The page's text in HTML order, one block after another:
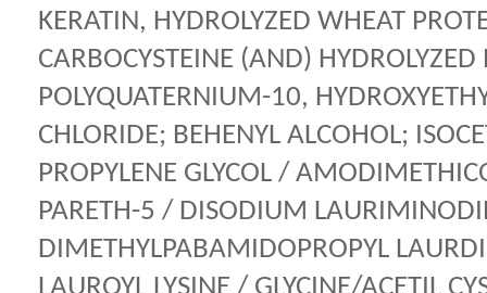
KERATIN, HYDROLYZED WHEAT
CARBOCYSTEINE (AND)
POLYQUATERNIUM-10,
CHLORIDE; BEHENYL ALCOHOL;
PROPYLENE GLYCOL /
PARETH-5 / DISODIUM
DIMETHYLPABAMIDOPROPYL